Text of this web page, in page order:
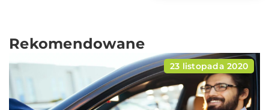
Rekomendowane
23 listopada 2020